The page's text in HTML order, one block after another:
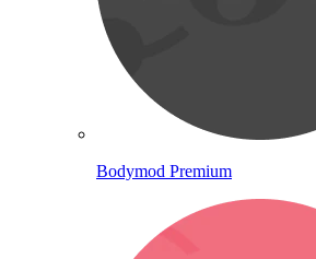
Bodymod Premium